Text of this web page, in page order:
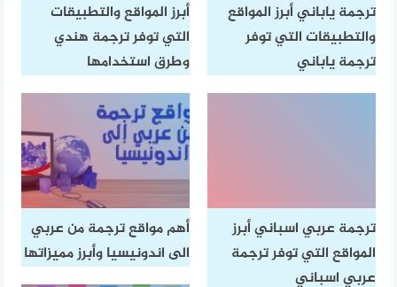
ترجمة ياباني أبرز المواقع
والتطبيقات التي توفر
ترجمة ياباني
أبرز المواقع والتطبيقات
التي توفر ترجمة هندي
وطرق استخدامها
ترجمة عربي اسباني أبرز
المواقع التي توفر ترجمة
عربي اسباني
أهم مواقع ترجمة من عربي
الى اندونيسيا وأبرز مميزاتها